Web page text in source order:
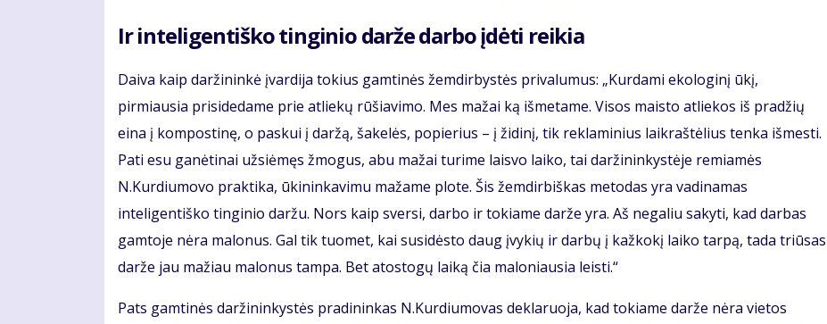
Ir inteligentiško tinginio darže darbo įdėti reikia
Daiva kaip daržininkė įvardija tokius gamtinės žemdirbystės privalumus: „Kurdami ekologinį ūkį,
pirmiausia prisidedame prie atliekų rūšiavimo. Mes mažai ką išmetame. Visos maisto atliekos iš pradžių
eina į kompostinę, o paskui į daržą, šakelės, popierius – į židinį, tik reklaminius laikraštėlius tenka išmesti.
Pati esu ganėtinai užsiėmęs žmogus, abu mažai turime laisvo laiko, tai daržininkystėje remiamės
N.Kurdiumovo praktika, ūkininkavimu mažame plote. Šis žemdirbiškas metodas yra vadinamas
inteligentiško tinginio daržu. Nors kaip sversi, darbo ir tokiame darže yra. Aš negaliu sakyti, kad darbas
gamtoje nėra malonus. Gal tik tuomet, kai susidėsto daug įvykių ir darbų į kažkokį laiko tarpą, tada triūsas
darže jau mažiau malonus tampa. Bet atostogų laiką čia maloniausia leisti.“
Pats gamtinės daržininkystės pradininkas N.Kurdiumovas deklaruoja, kad tokiame darže nėra vietos